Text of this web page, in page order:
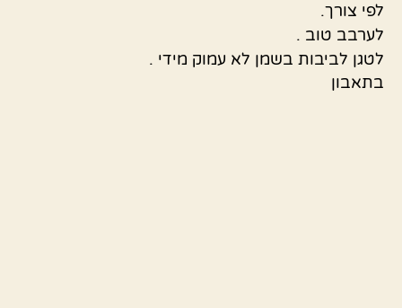
לפי צורך.
לערבב טוב .
לטגן לביבות בשמן לא עמוק מידי .
בתאבון